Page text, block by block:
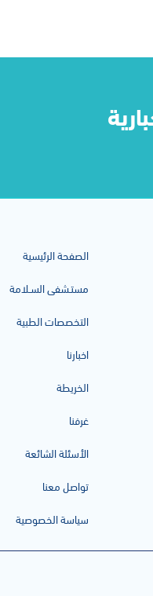
الصفحة الرئيسية
مستـشفى السـلامة
التخصصات الطبية
اخبارنا
الخريطة
غرفنا
الأسئلة الشائعة
تواصل معنا
سياسة الخصوصية